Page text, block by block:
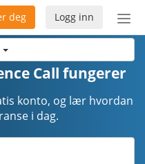
Bytt
Logg inn
deg
Call fungerer
konto, og lær hvordan
i dag.